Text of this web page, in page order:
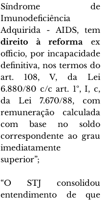
Síndrome de
Imunodeficiência
direito à reforma ex
officio, por incapacidade
definitiva, nos termos do
art. 108, V, da Lei
6.880/80 c/c art. 1º, I, c,
da Lei 7.670/88, com
remuneração calculada
com base no soldo
correspondente ao grau
imediatamente
superior”;
“O STJ consolidou
entendimento de que